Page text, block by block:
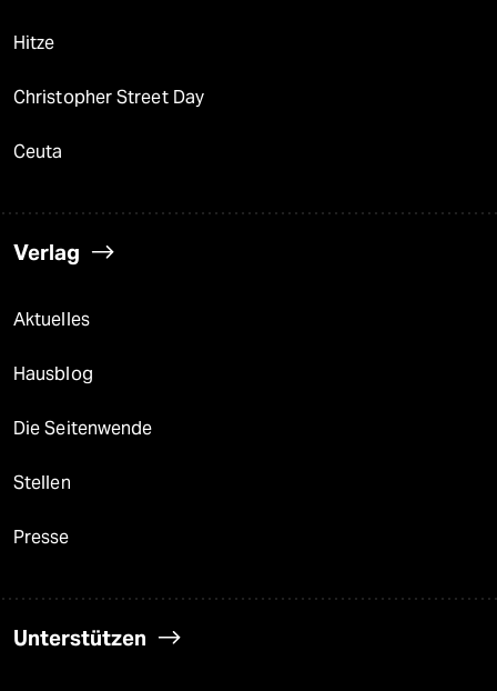
Hitze
Christopher Street Day
Ceuta
Verlag
Aktuelles
Hausblog
Die Seitenwende
Stellen
Presse
Unterstützen